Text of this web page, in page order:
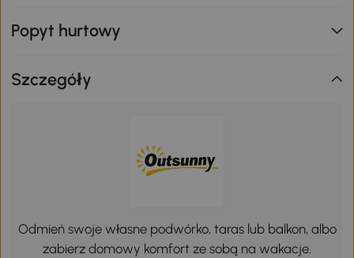
Popyt hurtowy
Szczegóły
Odmień swoje własne podwórko, taras lub balkon, albo
zabierz domowy komfort ze sobą na wakacje.